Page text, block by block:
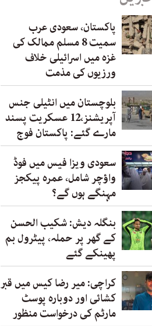
پاکستان، سعودی عرب
سمیت 8 مسلم ممالک کی
غزہ میں اسرائیلی خلاف
ورزیوں کی مذمت
بلوچستان میں انٹیلی جنس
آپریشنز،12 عسکریت پسند
مارے گئے: پاکستان فوج
سعودی ویزا فیس میں فوڈ
واؤچر شامل، عمرہ پیکجز
مہنگے ہوں گے؟
بنگلہ دیش: شکیب الحسن
کے گھر پر حملہ، پیٹرول بم
پھینکے گئے
کراچی: میر رضا کیس میں قبر
کشائی اور دوبارہ پوسٹ
مارٹم کی درخواست منظور